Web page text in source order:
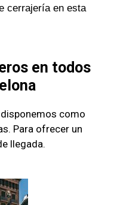
cerrajería en esta
en todos
como
Para ofrecer un
llegada.